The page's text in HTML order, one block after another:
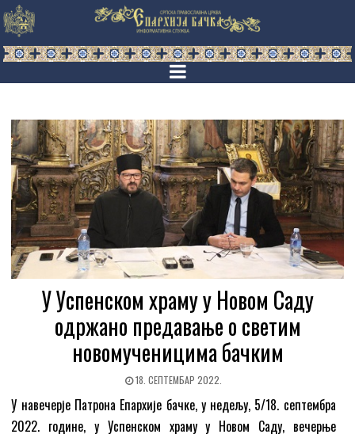
У Успенском храму у Новом Саду
одржано предавање о светим
новомученицима бачким
18. СЕПТЕМБАР 2022.
У навечерје Патрона Епархије бачке, у недељу, 5/18. септембра
2022. године, у Успенском храму у Новом Саду, вечерње